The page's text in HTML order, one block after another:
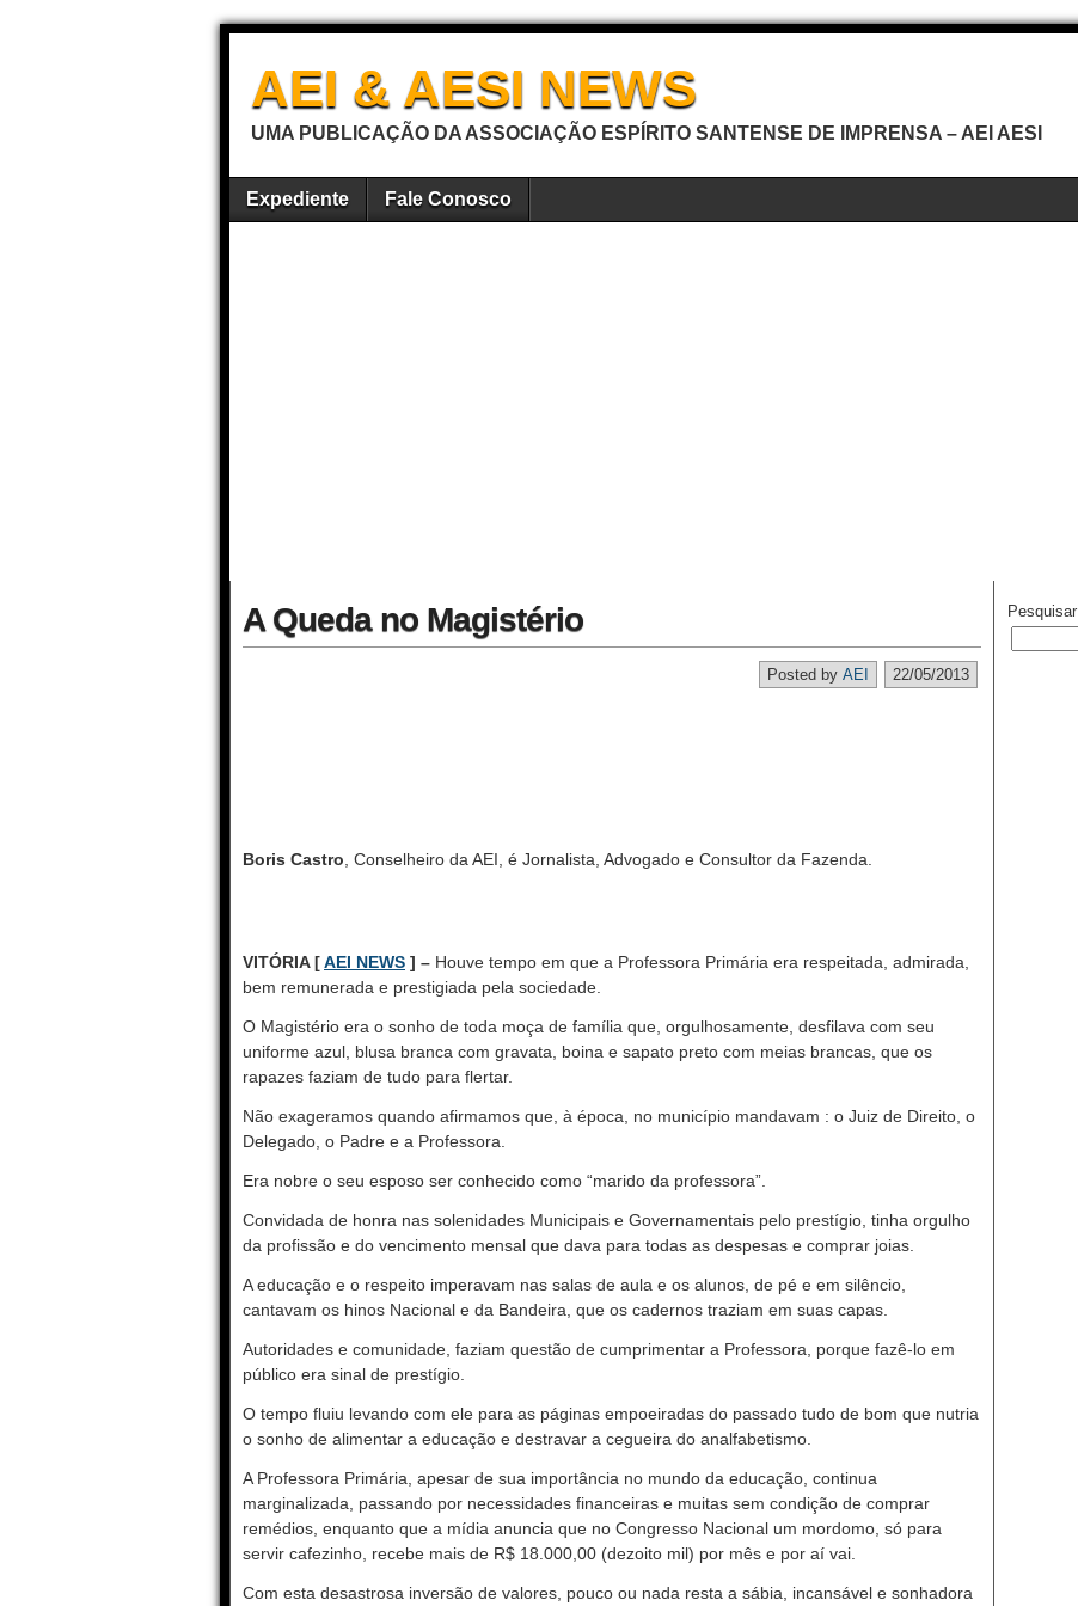
AEI & AESI NEWS
UMA PUBLICAÇÃO DA ASSOCIAÇÃO ESPÍRITO SANTENSE DE IMPRENSA – AEI AESI
Expediente Fale Conosco
A Queda no Magistério
22/05/2013
Posted by AEI
Boris Castro , Conselheiro da AEI, é Jornalista, Advogado e Consultor da Fazenda.
VITÓRIA [AEI NEWS ] – Houve tempo em que a Professora Primária era respeitada, admirada,
bem remunerada e prestigiada pela sociedade.
O Magistério era o sonho de toda moça de família que, orgulhosamente, desfilava com seu
uniforme azul, blusa branca com gravata, boina e sapato preto com meias brancas, que os
rapazes faziam de tudo para flertar.
Não exageramos quando afirmamos que, à época, no município mandavam : o Juiz de Direito, o
Delegado, o Padre e a Professora.
Era nobre o seu esposo ser conhecido como “marido da professora”.
Convidada de honra nas solenidades Municipais e Governamentais pelo prestígio, tinha orgulho
da profissão e do vencimento mensal que dava para todas as despesas e comprar joias.
A educação e o respeito imperavam nas salas de aula e os alunos, de pé e em silêncio,
cantavam os hinos Nacional e da Bandeira, que os cadernos traziam em suas capas.
Autoridades e comunidade, faziam questão de cumprimentar a Professora, porque fazê-lo em
público era sinal de prestígio.
O tempo fluiu levando com ele para as páginas empoeiradas do passado tudo de bom que nutria
o sonho de alimentar a educação e destravar a cegueira do analfabetismo.
A Professora Primária, apesar de sua importância no mundo da educação, continua
marginalizada, passando por necessidades financeiras e muitas sem condição de comprar
remédios, enquanto que a mídia anuncia que no Congresso Nacional um mordomo, só para
servir cafezinho, recebe mais de R$ 18.000,00 (dezoito mil) por mês e por aí vai.
Com esta desastrosa inversão de valores, pouco ou nada resta a sábia, incansável e sonhadora
Pesquisar